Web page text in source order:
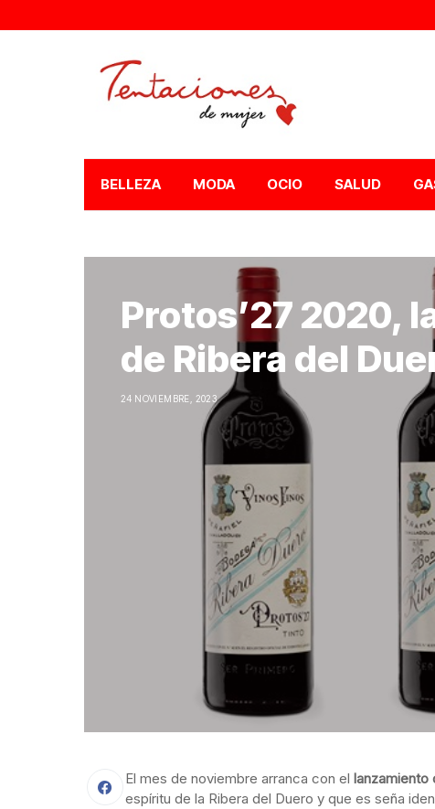
BELLEZA MODA OCIO SALUD
Protos’27 2020,
de Ribera del
24 NOVIEMBRE, 2023
El mes de noviembre arranca con el lanzamiento
espíritu de la Ribera del Duero y que es seña